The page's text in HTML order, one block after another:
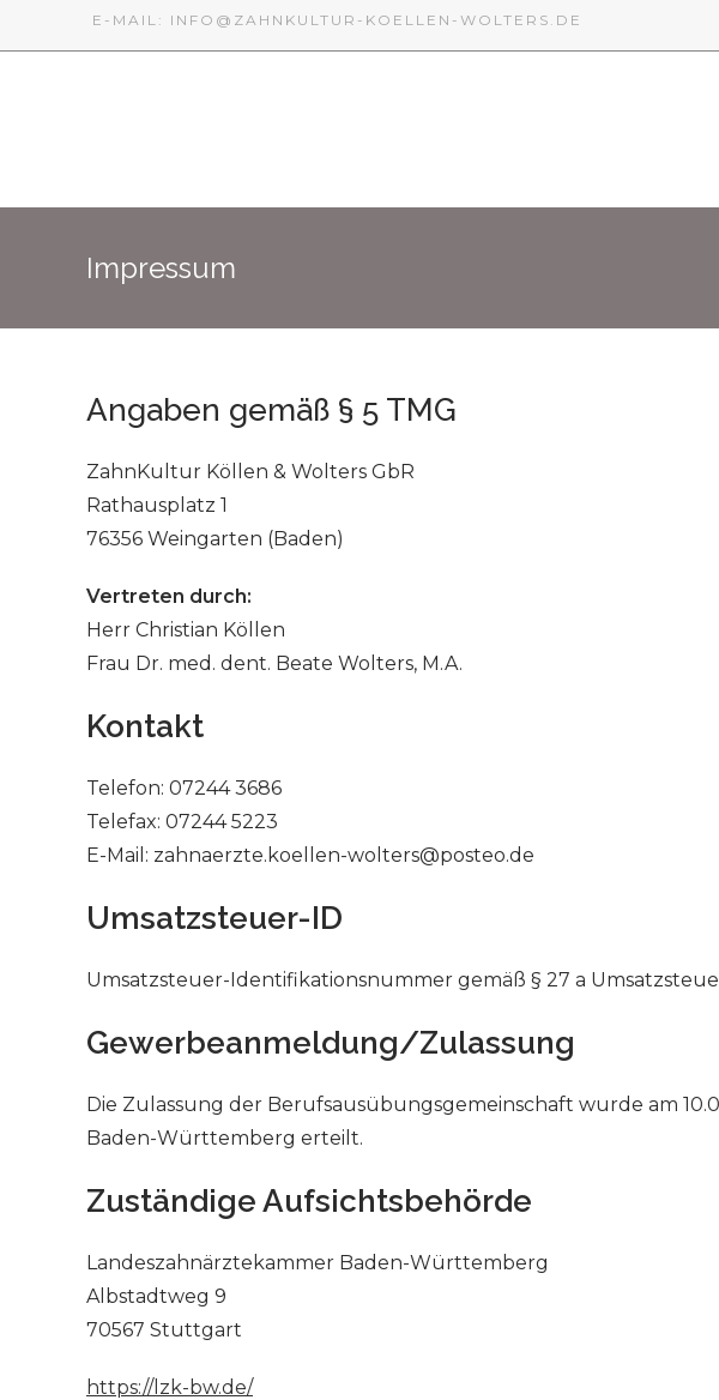
E-MAIL: INFO@ZAHNKULTUR-KOELLEN-WOLTERS.DE
Impressum
Angaben gemäß § 5 TMG
ZahnKultur Köllen & Wolters GbR
Rathausplatz 1
76356 Weingarten (Baden)
Vertreten durch:
Herr Christian Köllen
Frau Dr. med. dent. Beate Wolters, M.A.
Kontakt
Telefon: 07244 3686
Telefax: 07244 5223
E-Mail: zahnaerzte.koellen-wolters@posteo.de
Umsatzsteuer-ID
Umsatzsteuer-Identifikationsnummer gemäß § 27 a
Gewerbeanmeldung/Zulassung
Die Zulassung der Berufsausübungsgemeinschaft wurde am
Baden-Württemberg erteilt.
Zuständige Aufsichtsbehörde
Landeszahnärztekammer Baden-Württemberg
Albstadtweg 9
70567 Stuttgart
https://lzk-bw.de/